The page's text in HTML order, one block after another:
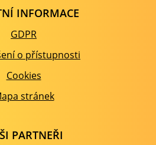
INFORMACE
GDPR
o přístupnosti
Cookies
stránek
PARTNEŘI